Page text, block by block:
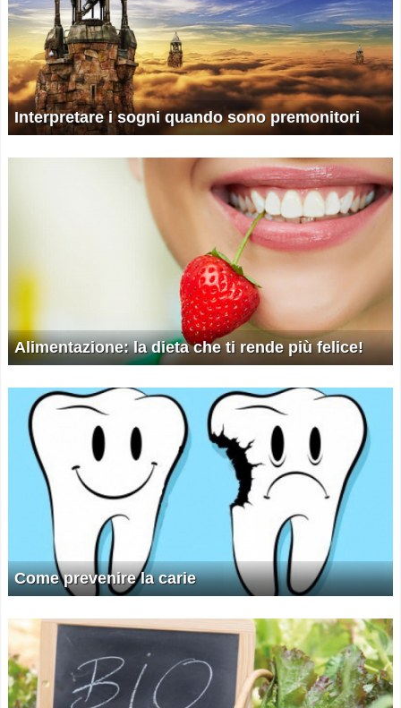
Interpretare i sogni quando sono premonitori
Alimentazione: la dieta che ti rende più felice!
Come prevenire la carie